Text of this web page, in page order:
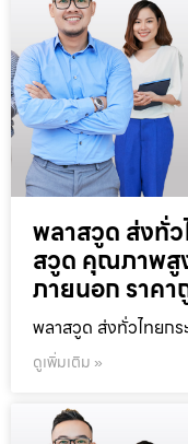
พลาสวูด ส่งทั่
สวูด คุณภาพสูง
ภายนอก ราค
พลาสวูด ส่งทั่วไทยก
ดูเพิ่มเติม »